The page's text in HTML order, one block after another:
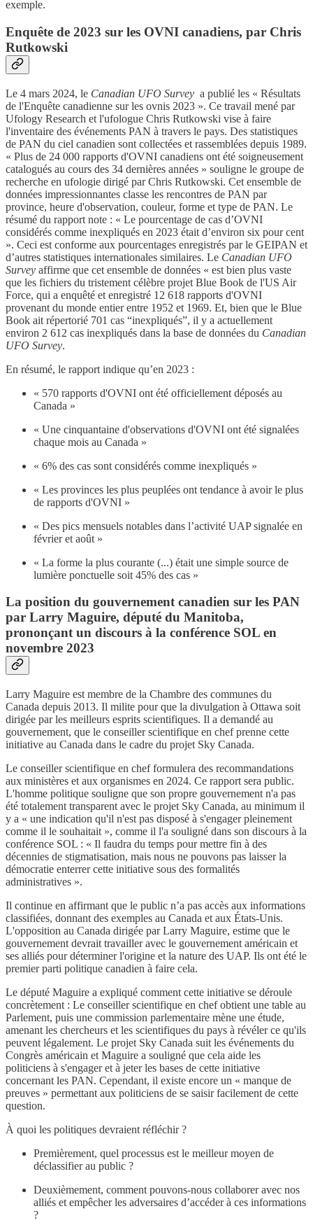
exemple.
Enquête de 2023 sur les OVNI canadiens, par Chris
Rutkowski
Le 4 mars 2024, le Canadian UFO Survey a publié les « Résultats
de l'Enquête canadienne sur les ovnis 2023 ». Ce travail mené par
Ufology Research et l'ufologue Chris Rutkowski vise à faire
l'inventaire des événements PAN à travers le pays. Des statistiques
de PAN du ciel canadien sont collectées et rassemblées depuis 1989.
« Plus de 24 000 rapports d'OVNI canadiens ont été soigneusement
catalogués au cours des 34 dernières années » souligne le groupe de
recherche en ufologie dirigé par Chris Rutkowski. Cet ensemble de
données impressionnantes classe les rencontres de PAN par
province, heure d'observation, couleur, forme et type de PAN. Le
résumé du rapport note : « Le pourcentage de cas d’OVNI
considérés comme inexpliqués en 2023 était d’environ six pour cent
». Ceci est conforme aux pourcentages enregistrés par le GEIPAN et
d’autres statistiques internationales similaires. Le Canadian UFO
Survey affirme que cet ensemble de données « est bien plus vaste
que les fichiers du tristement célèbre projet Blue Book de l'US Air
Force, qui a enquêté et enregistré 12 618 rapports d'OVNI
provenant du monde entier entre 1952 et 1969. Et, bien que le Blue
Book ait répertorié 701 cas “inexpliqués”, il y a actuellement
environ 2 612 cas inexpliqués dans la base de données du Canadian
UFO Survey.
En résumé, le rapport indique qu’en 2023 :
« 570 rapports d'OVNI ont été officiellement déposés au
Canada »
« Une cinquantaine d'observations d'OVNI ont été signalées
chaque mois au Canada »
« 6% des cas sont considérés comme inexpliqués »
« Les provinces les plus peuplées ont tendance à avoir le plus
de rapports d'OVNI »
« Des pics mensuels notables dans l’activité UAP signalée en
février et août »
« La forme la plus courante (...) était une simple source de
lumière ponctuelle soit 45% des cas »
La position du gouvernement canadien sur les PAN
par Larry Maguire, député du Manitoba,
prononçant un discours à la conférence SOL en
novembre 2023
Larry Maguire est membre de la Chambre des communes du
Canada depuis 2013. Il milite pour que la divulgation à Ottawa soit
dirigée par les meilleurs esprits scientifiques. Il a demandé au
gouvernement, que le conseiller scientifique en chef prenne cette
initiative au Canada dans le cadre du projet Sky Canada.
Le conseiller scientifique en chef formulera des recommandations
aux ministères et aux organismes en 2024. Ce rapport sera public.
L'homme politique souligne que son propre gouvernement n'a pas
été totalement transparent avec le projet Sky Canada, au minimum il
y a « une indication qu'il n'est pas disposé à s'engager pleinement
comme il le souhaitait », comme il l'a souligné dans son discours à la
conférence SOL : « Il faudra du temps pour mettre fin à des
décennies de stigmatisation, mais nous ne pouvons pas laisser la
démocratie enterrer cette initiative sous des formalités
administratives ».
Il continue en affirmant que le public n’a pas accès aux informations
classifiées, donnant des exemples au Canada et aux États-Unis.
L'opposition au Canada dirigée par Larry Maguire, estime que le
gouvernement devrait travailler avec le gouvernement américain et
ses alliés pour déterminer l'origine et la nature des UAP. Ils ont été le
premier parti politique canadien à faire cela.
Le député Maguire a expliqué comment cette initiative se déroule
concrètement : Le conseiller scientifique en chef obtient une table au
Parlement, puis une commission parlementaire mène une étude,
amenant les chercheurs et les scientifiques du pays à révéler ce qu'ils
peuvent légalement. Le projet Sky Canada suit les événements du
Congrès américain et Maguire a souligné que cela aide les
politiciens à s'engager et à jeter les bases de cette initiative
concernant les PAN. Cependant, il existe encore un « manque de
preuves » permettant aux politiciens de se saisir facilement de cette
question.
À quoi les politiques devraient réfléchir ?
Premièrement, quel processus est le meilleur moyen de
déclassifier au public ?
Deuxièmement, comment pouvons-nous collaborer avec nos
alliés et empêcher les adversaires d’accéder à ces informations
?